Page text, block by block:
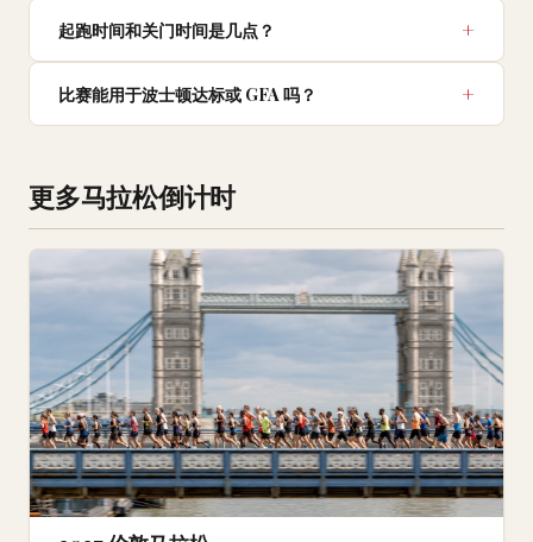
起跑时间和关门时间是几点？
比赛能用于波士顿达标或 GFA 吗？
更多马拉松倒计时